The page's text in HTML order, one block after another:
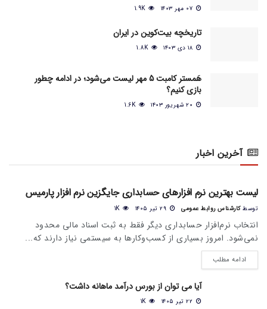
1.9K
تاریخچه بیت‌کوین در ایران
1.8K
هَمستر کامبت 5 مهر لیست می‌شود؛ در ادامه چطور
بازی کنیم؟
1.6K
آخرین اخبار
اخبار عمومی بازار
لیست بهترین نرم افزارهای حسابداری جایگزین نرم افزار پارمیس
توسط کارشناس روابط عمومی 1K
انتخاب نرم‌افزار حسابداری دیگر فقط به ثبت اسناد مالی محدود
نمی‌شود. امروز بسیاری از کسب‌وکارها به سیستمی نیاز دارند که...
ادامه مطلب
آیا می‌ توان از بورس درآمد ماهانه داشت؟
1K